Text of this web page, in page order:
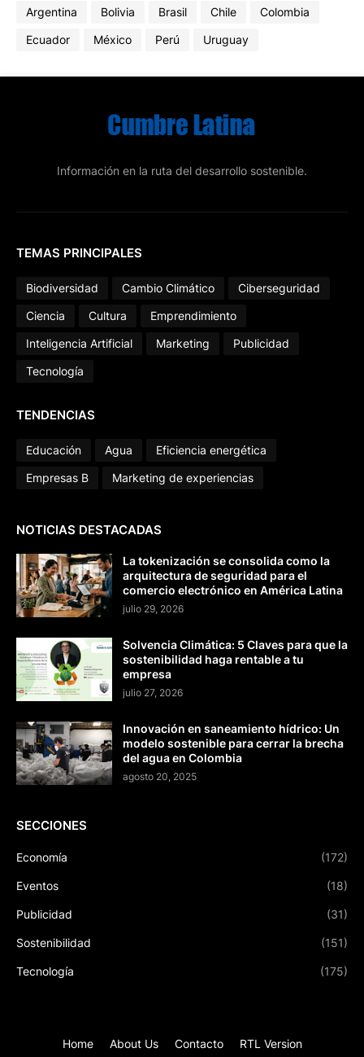
Argentina Bolivia Brasil Chile
Colombia
Ecuador
México Perú Uruguay
Información en la ruta del desarrollo sostenible.
TEMAS PRINCIPALES
Biodiversidad Cambio Climático
Ciberseguridad
Ciencia
Cultura
Emprendimiento
Inteligencia Artificial
Marketing
Publicidad
Tecnología
TENDENCIAS
Educación Agua
Eficiencia energética
Empresas B
Marketing de experiencias
NOTICIAS DESTACADAS
La tokenización se consolida como la
arquitectura de seguridad para el
comercio electrónico en América Latina
julio 29, 2026
Solvencia Climática: 5 Claves para que la
sostenibilidad haga rentable a tu
empresa
julio 27, 2026
Innovación en saneamiento hídrico: Un
modelo sostenible para cerrar la brecha
del agua en Colombia
agosto 20, 2025
SECCIONES
Economía (172)
Eventos (18)
Publicidad (31)
Sostenibilidad (151)
Tecnología (175)
Home About Us Contacto RTL Version